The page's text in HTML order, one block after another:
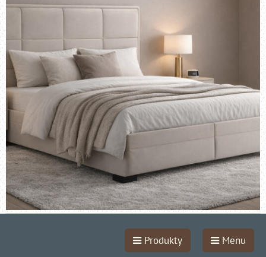
Produkty Menu